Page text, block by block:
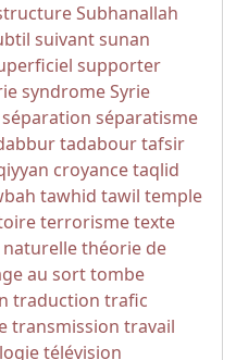
Subhanallah
suivantsunan
supporter
syndromeSyrie
séparation séparatisme
tadabourtafsir
croyancetaqlid
tawhid tawil temple
terrorismetexte
théorie de
au sorttombe
traduction trafic
transmission travail
télévision